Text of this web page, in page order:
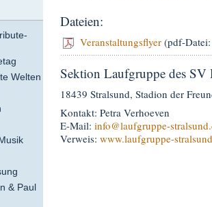
Welten
& Paul
Dateien:
Veranstaltungsflyer (pdf-
Sektion Laufgruppe des
18439 Stralsund, Stadion der
Kontakt: Petra Verhoeven
E-Mail: info@laufgruppe-
Verweis: www.laufgruppe-